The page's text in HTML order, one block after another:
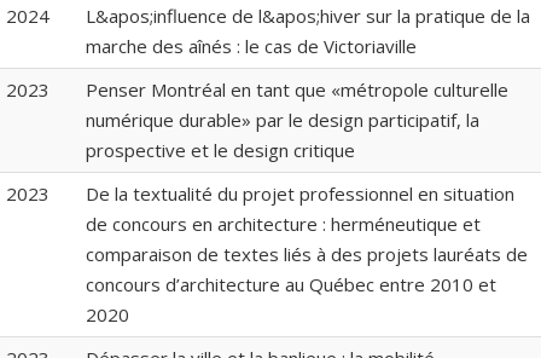
2024
L&apos;influence de l&apos;hiver sur la pratique de la
marche des aînés : le cas de Victoriaville
2023
Penser Montréal en tant que «métropole culturelle
numérique durable» par le design participatif, la
prospective et le design critique
2023
De la textualité du projet professionnel en situation
de concours en architecture : herméneutique et
comparaison de textes liés à des projets lauréats de
concours d’architecture au Québec entre 2010 et
2020